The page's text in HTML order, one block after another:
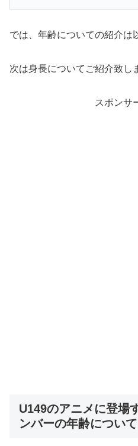
では、年齢についての紹介は
次は身長についてご紹介致し
スポンサ
U149のアニメに登場
ンバーの年齢について